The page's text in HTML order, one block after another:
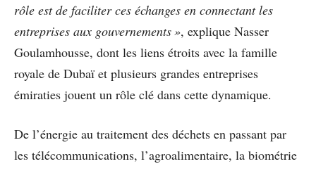
rôle est de faciliter ces échanges en connectant les
entreprises aux gouvernements », explique Nasser
Goulamhousse, dont les liens étroits avec la famille
royale de Dubaï et plusieurs grandes entreprises
émiraties jouent un rôle clé dans cette dynamique.
De l’énergie au traitement des déchets en passant par
les télécommunications, l’agroalimentaire, la biométrie